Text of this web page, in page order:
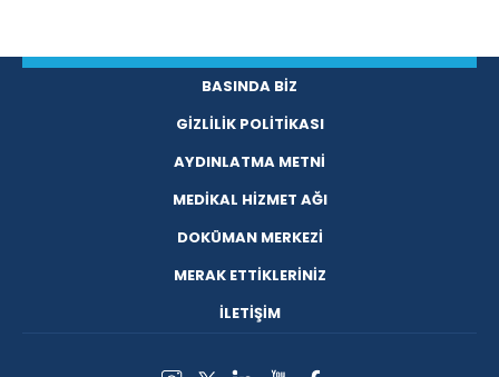
BASINDA BİZ
GİZLİLİK POLİTİKASI
AYDINLATMA METNİ
MEDİKAL HİZMET AĞI
DOKÜMAN MERKEZİ
MERAK ETTİKLERİNİZ
İLETİŞİM